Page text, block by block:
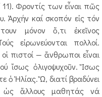
11). Φροντίς των εἶναι πῶς
Ἀρχήν καί σκοπόν εἰς τόν
μόνον ὅ,τι ἐκεῖνος
εἰρωνεύονται πολλοί.
πιστοί — ἄνθρωποι εἶναι
ἴσως ὀλιγοψυχοῦν. Ἴσως
Ἠλίας. Ὤ, διατί βραδύνει
ὡς ἄλλους μαθητάς νά